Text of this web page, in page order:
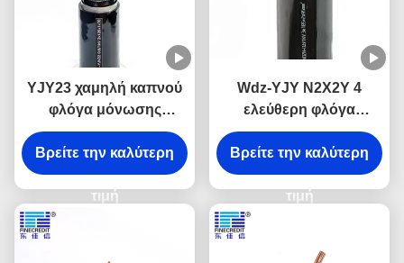
YJY23 χαμηλή καπνού
φλόγα μόνωσης
καλωδίων XLPE
αλόγονου ελεύθερη -
καθυστερών
Βρείτε την καλύτερη
τιμή
Wdz-YJY N2X2Y 4
ελεύθερη φλόγα
αλόγονου πυρήνων
LZSH - αγωγός $cu
καλωδίων
καθυστερούντω
Βρείτε την καλύτερη
τιμή